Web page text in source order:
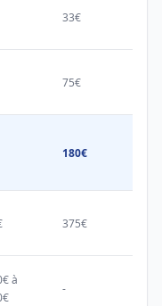
33€
75€
180€
375€
à
-